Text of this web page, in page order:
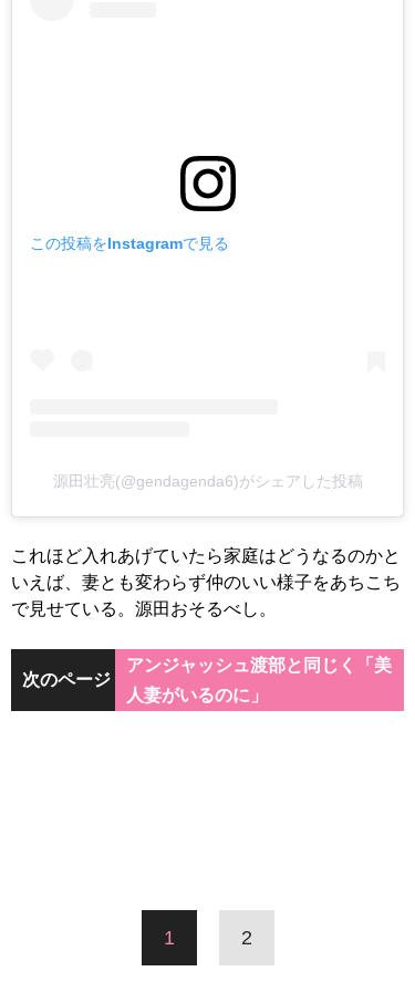
この投稿をInstagramで見る
源田壮亮(@gendagenda6)がシェアした投稿
これほど入れあげていたら家庭はどうなるのかと
いえば、妻とも変わらず仲のいい様子をあちこち
で見せている。源田おそるべし。
次のページ
アンジャッシュ渡部と同じく「美
人妻がいるのに」
1 2